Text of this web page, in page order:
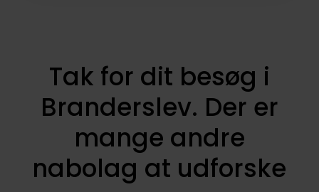
Tak for dit besøg i
Branderslev. Der er
mange andre
nabolag at udforske